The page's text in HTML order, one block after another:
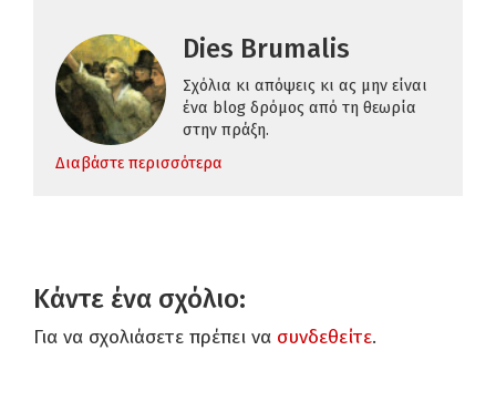
Dies Brumalis
Σχόλια κι απόψεις κι ας μην είναι
ένα blog δρόμος από τη θεωρία
στην πράξη.
Διαβάστε περισσότερα
Κάντε ένα σχόλιο:
Για να σχολιάσετε πρέπει να συνδεθείτε.